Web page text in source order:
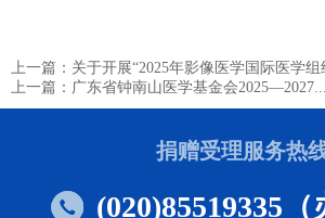
上一篇：关于开展“2025年影像医学国际医学组
上一篇：广东省钟南山医学基金会2025—2027...
捐赠受理服务热
(020)85519335（